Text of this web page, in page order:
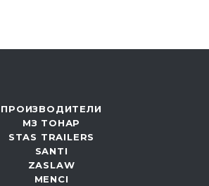
ПРОИЗВОДИТЕЛИ
МЗ ТОНАР
STAS TRAILERS
SANTI
ZASLAW
MENCI